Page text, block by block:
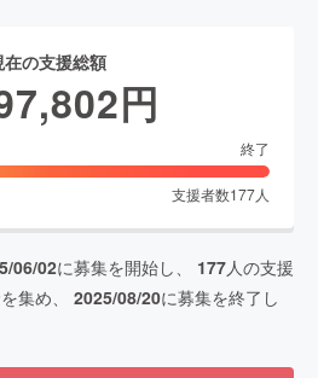
在の支援総額
円
終了
支援者数177人
06/02に募集を開始し、 177人の支援
集め、 2025/08/20に募集を終了し